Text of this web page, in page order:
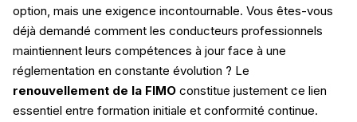
option, mais une exigence incontournable. Vous êtes-vous
déjà demandé comment les conducteurs professionnels
maintiennent leurs compétences à jour face à une
réglementation en constante évolution ? Le
renouvellement de la FIMO constitue justement ce lien
essentiel entre formation initiale et conformité continue.